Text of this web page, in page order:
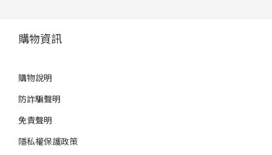
購物資訊
購物說明
防詐騙聲明
免責聲明
隱私權保護政策